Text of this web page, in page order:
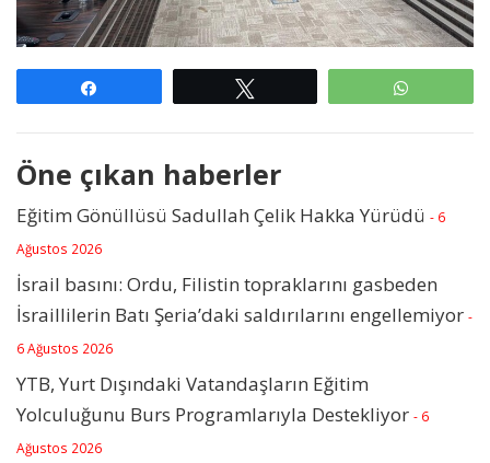
Öne çıkan haberler
Eğitim Gönüllüsü Sadullah Çelik Hakka Yürüdü - 6
Ağustos 2026
İsrail basını: Ordu, Filistin topraklarını gasbeden
İsraillilerin Batı Şeria’daki saldırılarını engellemiyor -
6 Ağustos 2026
YTB, Yurt Dışındaki Vatandaşların Eğitim
Yolculuğunu Burs Programlarıyla Destekliyor - 6
Ağustos 2026